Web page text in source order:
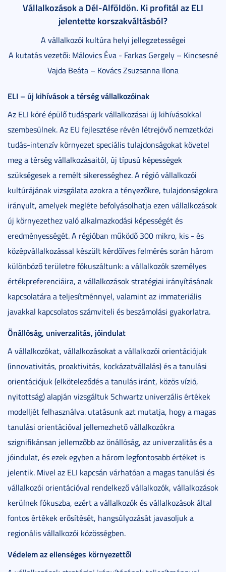
Vállalkozások a Dél-Alföldön. Ki profitál az ELI
jelentette korszakváltásból?
A vállalkozói kultúra helyi jellegzetességei
A kutatás vezetői: Málovics Éva - Farkas Gergely – Kincsesné
Vajda Beáta – Kovács Zsuzsanna Ilona
ELI – új kihívások a térség vállalkozóinak
Az ELI köré épülő tudáspark vállalkozásai új kihívásokkal
szembesülnek. Az EU fejlesztése révén létrejövő nemzetközi
tudás-intenzív környezet speciális tulajdonságokat követel
meg a térség vállalkozásaitól, új típusú képességek
szükségesek a remélt sikerességhez. A régió vállalkozói
kultúrájának vizsgálata azokra a tényezőkre, tulajdonságokra
irányult, amelyek megléte befolyásolhatja ezen vállalkozások
új környezethez való alkalmazkodási képességét és
eredményességét. A régióban működő 300 mikro, kis - és
középvállalkozással készült kérdőíves felmérés során három
különböző területre fókuszáltunk: a vállalkozók személyes
értékpreferenciáira, a vállalkozások stratégiai irányításának
kapcsolatára a teljesítménnyel, valamint az immateriális
javakkal kapcsolatos számviteli és beszámolási gyakorlatra.
Önállóság, univerzalitás, jóindulat
A vállalkozókat, vállalkozásokat a vállalkozói orientációjuk
(innovativitás, proaktivitás, kockázatvállalás) és a tanulási
orientációjuk (elköteleződés a tanulás iránt, közös vízió,
nyitottság) alapján vizsgáltuk Schwartz univerzális értékek
modelljét felhasználva. utatásunk azt mutatja, hogy a magas
tanulási orientációval jellemezhető vállalkozókra
szignifikánsan jellemzőbb az önállóság, az univerzalitás és a
jóindulat, és ezek egyben a három legfontosabb értéket is
jelentik. Mivel az ELI kapcsán várhatóan a magas tanulási és
vállalkozói orientációval rendelkező vállalkozók, vállalkozások
kerülnek fókuszba, ezért a vállalkozók és vállalkozások által
fontos értékek erősítését, hangsúlyozását javasoljuk a
regionális vállalkozói közösségben.
Védelem az ellenséges környezettől